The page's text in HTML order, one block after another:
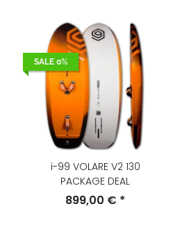
SALE 0%
i-99 VOLARE V2 130
PACKAGE DEAL
899,00 € *